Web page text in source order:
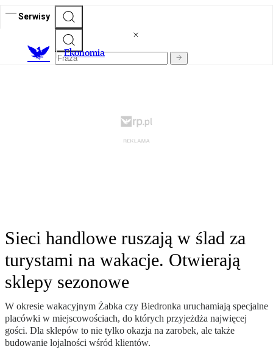
Serwisy
Ekonomia
Sieci handlowe ruszają w ślad za
turystami na wakacje. Otwierają
sklepy sezonowe
W okresie wakacyjnym Żabka czy Biedronka uruchamiają specjalne
placówki w miejscowościach, do których przyjeżdża najwięcej
gości. Dla sklepów to nie tylko okazja na zarobek, ale także
budowanie lojalności wśród klientów.